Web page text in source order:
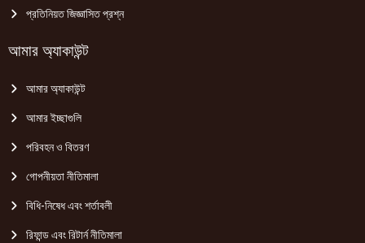
প্রতিনিয়ত জিজ্ঞাসিত প্রশ্ন
আমার অ্যাকাউন্ট
আমার অ্যাকাউন্ট
আমার ইচ্ছাগুলি
পরিবহন ও বিতরণ
গোপনীয়তা নীতিমালা
বিধি-নিষেধ এবং শর্তাবলী
রিফান্ড এবং রিটার্ন নীতিমালা